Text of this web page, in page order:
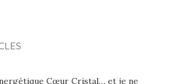
Cœur Cristal… et je ne